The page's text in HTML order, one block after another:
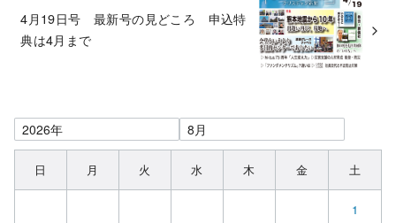
4月19日号 最新号の見どころ 申込特
典は4月まで
日 月 火 水 木 金 土
1